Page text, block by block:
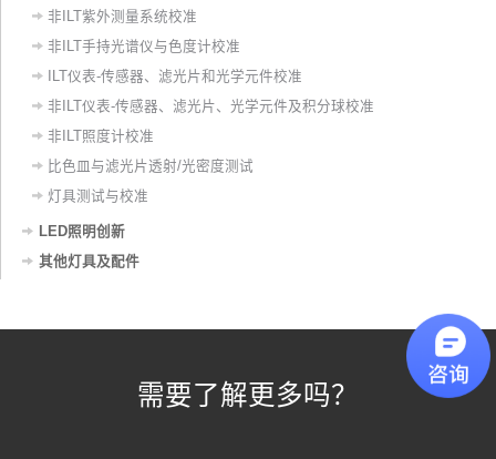
非ILT紫外测量系统校准
非ILT手持光谱仪与色度计校准
ILT仪表-传感器、滤光片和光学元件校准
非ILT仪表-传感器、滤光片、光学元件及积分球校准
非ILT照度计校准
比色皿与滤光片透射/光密度测试
灯具测试与校准
LED照明创新
其他灯具及配件
需要了解更多吗？